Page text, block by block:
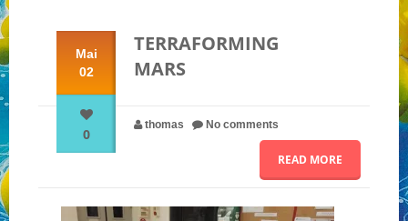
FESTIVAL DU JEU
NOS JEUX
NOS PARTENAIRES
QUI SOMMES-NOUS ?
Mai
02
0
TERRAFORMING
MARS
thomas No comments
READ MORE